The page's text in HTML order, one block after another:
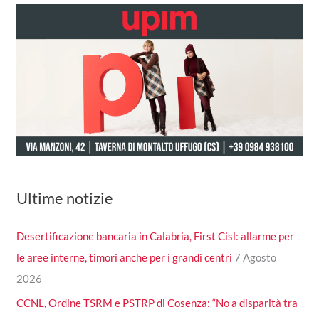
Ultime notizie
Desertificazione bancaria in Calabria, First Cisl: allarme per
le aree interne, timori anche per i grandi centri 7 Agosto
2026
CCNL, Ordine TSRM e PSTRP di Cosenza: “No a disparità tra